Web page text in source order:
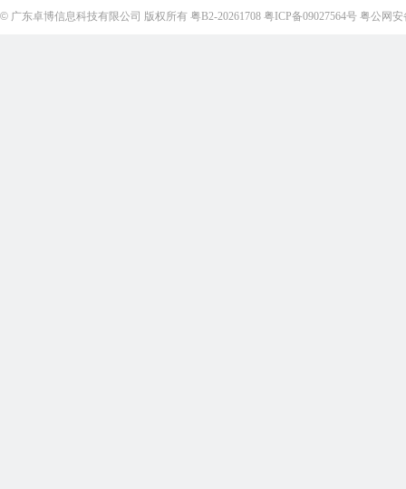
© 广东卓博信息科技有限公司 版权所有 粤B2-20261708 粤ICP备09027564号 粤公网安